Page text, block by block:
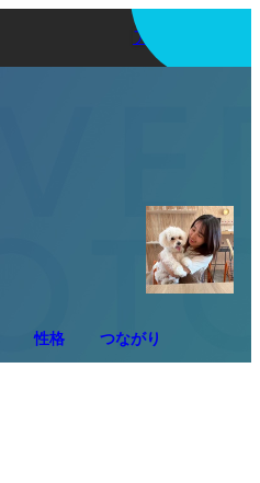
アプリを使う
性格 つながり